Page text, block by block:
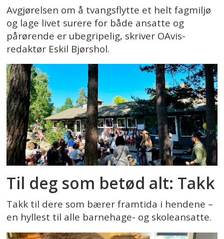
Avgjørelsen om å tvangsflytte et helt fagmiljø
og lage livet surere for både ansatte og
pårørende er ubegripelig, skriver OAvis-
redaktør Eskil Bjørshol.
Til deg som betød alt: Takk
Takk til dere som bærer framtida i hendene –
en hyllest til alle barnehage- og skoleansatte.